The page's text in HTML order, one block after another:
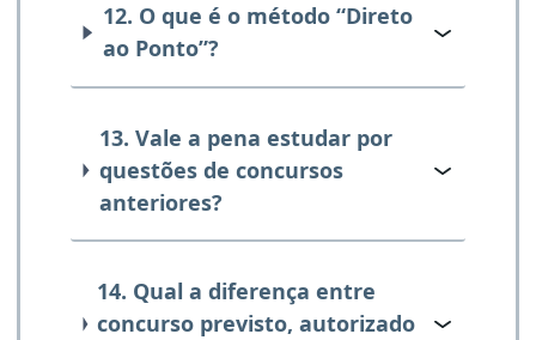
12. O que é o método “Direto
ao Ponto”?
13. Vale a pena estudar por
questões de concursos
anteriores?
14. Qual a diferença entre
concurso previsto, autorizado